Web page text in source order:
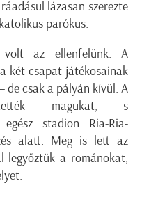
lázasan szerezte
parókus.
az ellenfelünk. A
két csapat játékosainak
– de csak a pályán kívül . A
magukat, s
stadion Ria-Ria-
alatt. Meg is lett az
legyőztük a románokat,